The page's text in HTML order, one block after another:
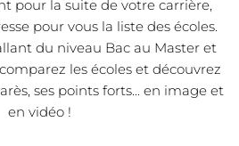
pour la suite de votre carrière,
pour vous la liste des écoles.
du niveau Bac au Master et
les écoles et découvrez
ses points forts... en image et
en vidéo !